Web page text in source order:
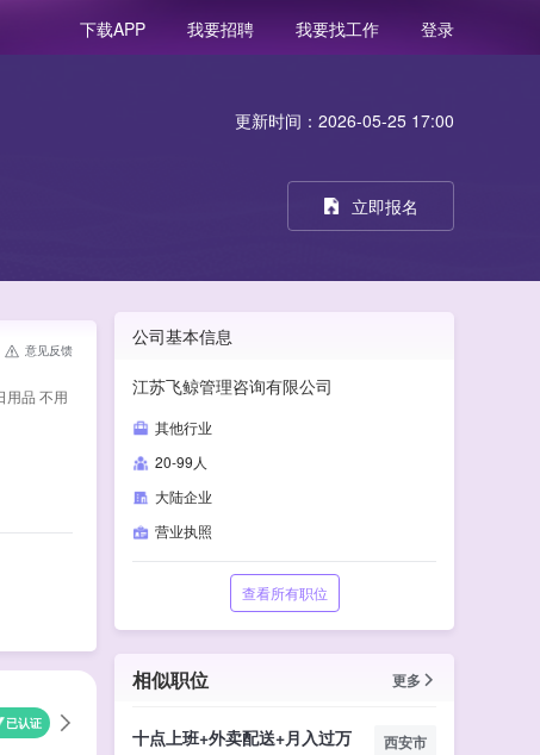
下载APP 我要招聘 我要找工作 登录
意见反馈
用品 不用
已认证
更新时间：2026-05-25 17:00
立即报名
公司基本信息
江苏飞鲸管理咨询有限公司
其他行业
20-99人
大陆企业
营业执照
查看所有职位
相似职位 更多
十点上班+外卖配送+月入过万 西安市